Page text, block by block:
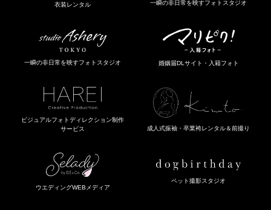
衣装レンタル 一瞬の非日常を映すフォトスタジオ
一瞬の非日常を映すフォトスタジオ 婚姻届DLサイト・入籍フォト
ビジュアルフォトディレクション制作
サービス
成人式振袖・卒業袴レンタル＆前撮り
ウエディングWEBメディア
ペット撮影スタジオ